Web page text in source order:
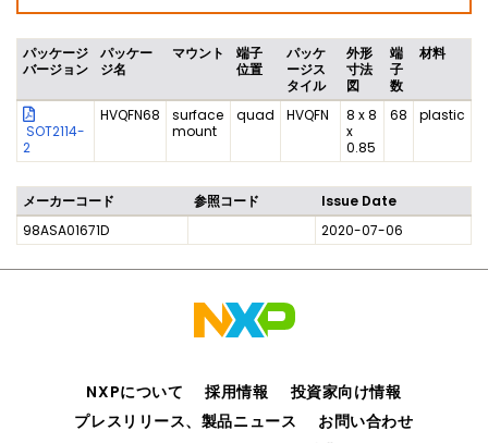
パッケージ
バージョン
パッケー
ジ名
マウント
端子
位置
パッケ
ージス
タイル
外形
寸法
図
端
子
数
材料
SOT2114-
2
HVQFN68
surface
mount
quad HVQFN
8 x 8
x
0.85
68 plastic
メーカーコード 参照コード
Issue Date
98ASA01671D
2020-07-06
NXPについて 採用情報
投資家向け情報
プレスリリース、製品ニュース
お問い合わせ